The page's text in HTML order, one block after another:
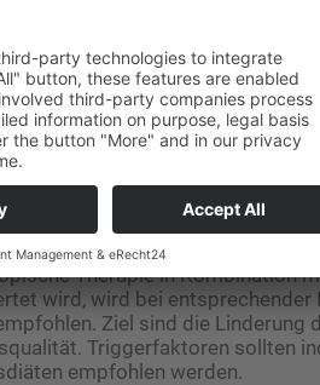
nicht medikamentöse
mit nachgewiesener
und Jugendliche) oder ARNE
für alle Altersklassen
Therapie in Kombination
wird, wird bei entsprechender
Ziel sind die Linderung
Triggerfaktoren sollten
empfohlen werden.